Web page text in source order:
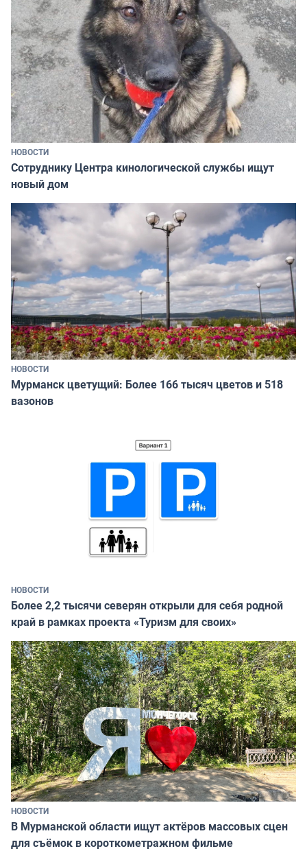
НОВОСТИ
Сотруднику Центра кинологической службы ищут
новый дом
НОВОСТИ
Мурманск цветущий: Более 166 тысяч цветов и 518
вазонов
НОВОСТИ
Более 2,2 тысячи северян открыли для себя родной
край в рамках проекта «Туризм для своих»
НОВОСТИ
В Мурманской области ищут актёров массовых сцен
для съёмок в короткометражном фильме